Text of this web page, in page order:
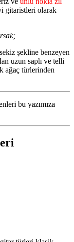
gitaristleri olarak
şekline benzeyen
uzun saplı ve telli
ağaç türlerinden
bu yazımıza